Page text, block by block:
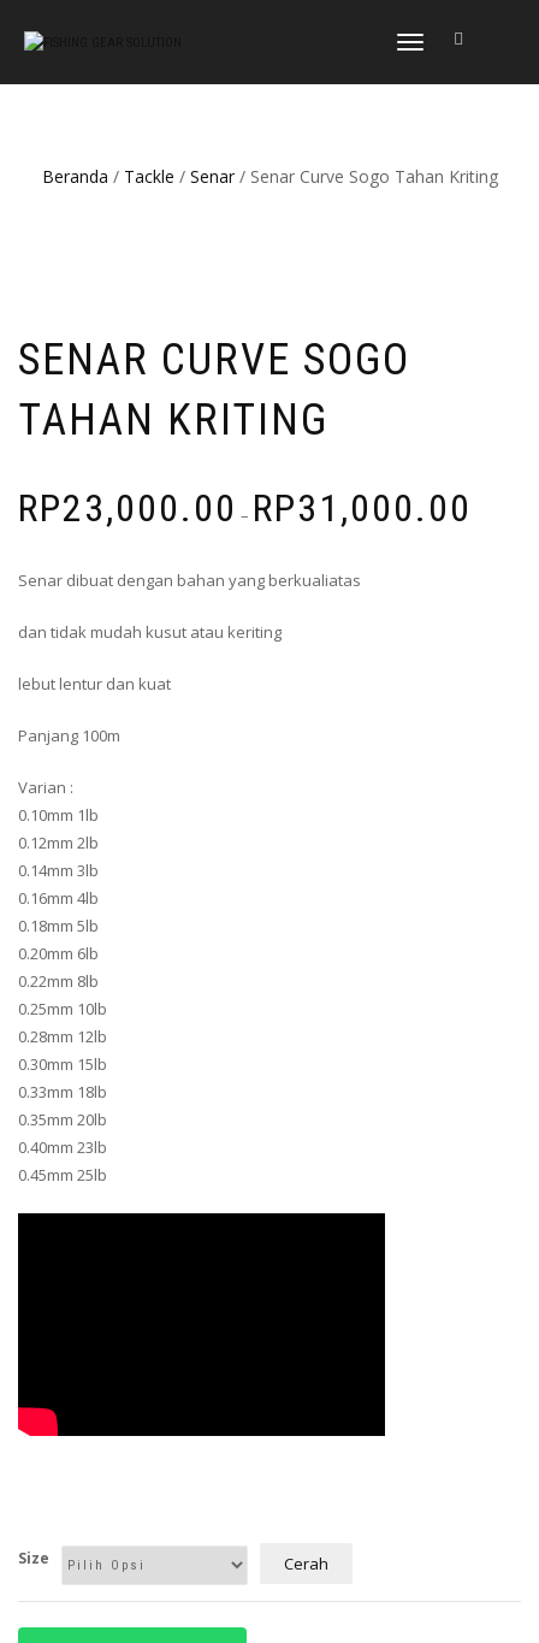
NAVIGASI
Beranda / Tackle / Senar/ Senar Curve Sogo Tahan Kriting
SENAR CURVE SOGO
TAHAN KRITING
RP23,000.00 – RP31,000.00
Senar dibuat dengan bahan yang berkualiatas
dan tidak mudah kusut atau keriting
lebut lentur dan kuat
Panjang 100m
Varian :
0.10mm 1lb
0.12mm 2lb
0.14mm 3lb
0.16mm 4lb
0.18mm 5lb
0.20mm 6lb
0.22mm 8lb
0.25mm 10lb
0.28mm 12lb
0.30mm 15lb
0.33mm 18lb
0.35mm 20lb
0.40mm 23lb
0.45mm 25lb
Size Cerah